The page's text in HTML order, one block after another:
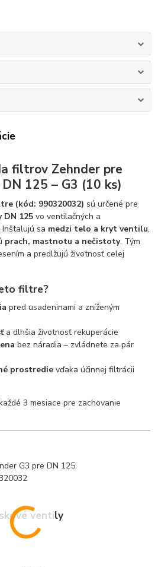
filtrov Zehnder pre
125 – G3 (10 ks)
(kód: 990320032) sú určené pre
125 vo ventilačných a
sa medzi telo a kryt ventilu,
prach, mastnotu a nečistoty. Tým
a predlžujú životnosť celej
filtre?
pred usadeninami a zníženým
a dlhšia životnosť rekuperácie
bez náradia – zvládnete za pár
prostredie vďaka účinnej filtrácii
3 mesiace pre zachovanie
G3 pre DN 125